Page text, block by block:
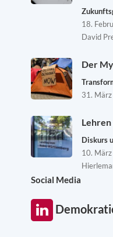
18.
David
Der
31.
Lehren
Diskurs
10.
Social Media